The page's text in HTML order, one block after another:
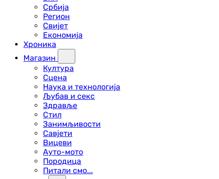
Србија
Регион
Свијет
Економија
Хроника
Магазин
Култура
Сцена
Наука и технологија
Љубав и секс
Здравље
Стил
Занимљивости
Савјети
Вицеви
Ауто-мото
Породица
Питали смо...